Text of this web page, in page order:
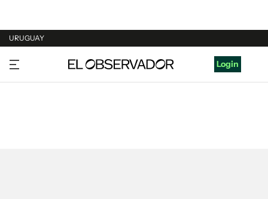
URUGUAY
URUGUAY
ARGENTINA
Login